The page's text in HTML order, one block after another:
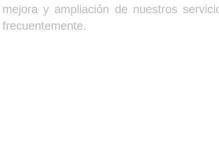
mejora y ampliación de nuestros
frecuentemente.